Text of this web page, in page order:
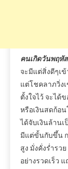
คนเกิดวันพฤหั
จะมีแต่สิ่งดีๆเข้
แต่โชคลาภวิ่ง
ตั้งใจไว้ จะได้
หรือเงินสดก้อน
ได้จับเงินล้านเ
มีแต่ขั้นกับขึ้น
สูง มั่งคั่งร่ำรวย
อย่างรวดเร็ว แ